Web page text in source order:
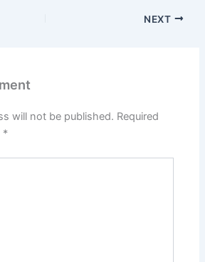
NEXT
will not be published. Required
*